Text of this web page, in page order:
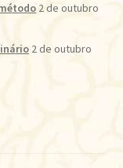
2 de outubro
2 de outubro